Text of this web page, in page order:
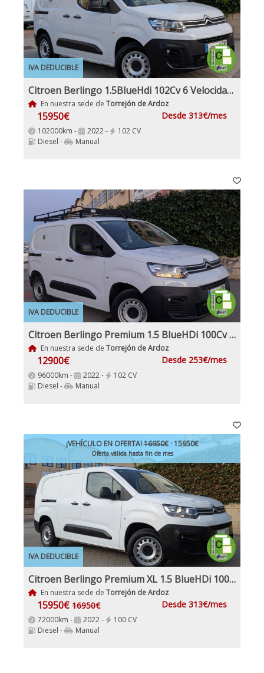
IVA DEDUCIBLE
Citroen Berlingo 1.5BlueHdi 102Cv 6 Velocidades Etiqueta C IVA y Garantía Incl Nacional Historial mantenimiento
En nuestra sede de Torrejón de Ardoz
15950€ Desde 313€/mes
102000km - 2022 -
102 CV
Diesel -
Manual
IVA DEDUCIBLE
Citroen Berlingo Premium 1.5 BlueHDi 100Cv IVA y Garantía Inc Nacional 1Dueño
En nuestra sede de Torrejón de Ardoz
12900€ Desde 253€/mes
96000km - 2022 -
102 CV
Diesel -
Manual
IVA DEDUCIBLE
¡VEHÍCULO EN OFERTA!16950€· 15950€
Oferta válida hasta fin de mes
Citroen Berlingo Premium XL 1.5 BlueHDi 100Cv Etiqueta C IVA Garantía Incl Nacional
En nuestra sede de Torrejón de Ardoz
15950€ 16950€ Desde 313€/mes
72000km - 2022 -
100 CV
Diesel -
Manual